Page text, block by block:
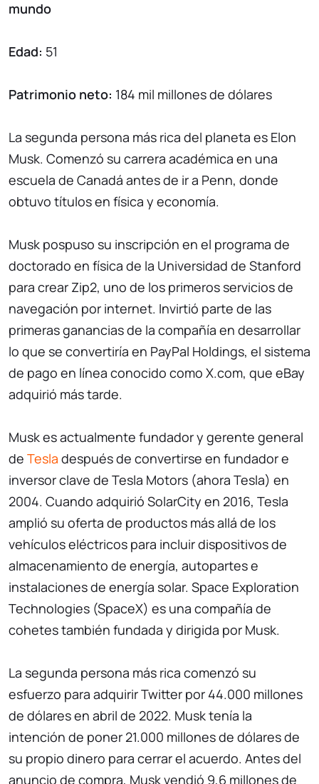
mundo
Edad: 51
Patrimonio neto: 184 mil millones de dólares
La segunda persona más rica del planeta es Elon
Musk. Comenzó su carrera académica en una
escuela de Canadá antes de ir a Penn, donde
obtuvo títulos en física y economía.
Musk pospuso su inscripción en el programa de
doctorado en física de la Universidad de Stanford
para crear Zip2, uno de los primeros servicios de
navegación por internet. Invirtió parte de las
primeras ganancias de la compañía en desarrollar
lo que se convertiría en PayPal Holdings, el sistema
de pago en línea conocido como X.com, que eBay
adquirió más tarde.
Musk es actualmente fundador y gerente general
de Tesla después de convertirse en fundador e
inversor clave de Tesla Motors (ahora Tesla) en
2004. Cuando adquirió SolarCity en 2016, Tesla
amplió su oferta de productos más allá de los
vehículos eléctricos para incluir dispositivos de
almacenamiento de energía, autopartes e
instalaciones de energía solar. Space Exploration
Technologies (SpaceX) es una compañía de
cohetes también fundada y dirigida por Musk.
La segunda persona más rica comenzó su
esfuerzo para adquirir Twitter por 44.000 millones
de dólares en abril de 2022. Musk tenía la
intención de poner 21.000 millones de dólares de
su propio dinero para cerrar el acuerdo. Antes del
anuncio de compra, Musk vendió 9,6 millones de